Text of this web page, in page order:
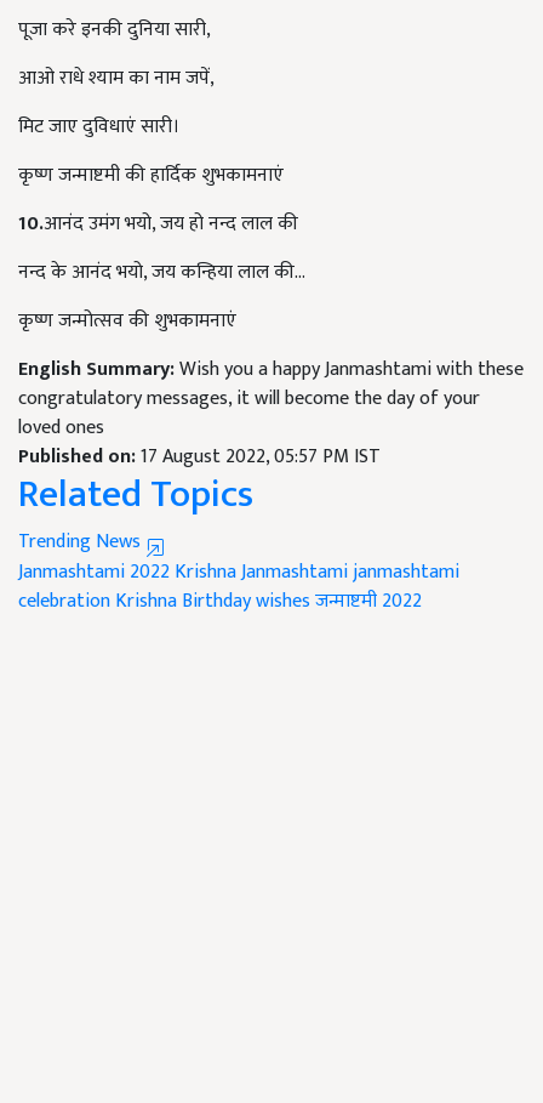
पूजा करे इनकी दुनिया सारी,
आओ राधे श्याम का नाम जपें,
मिट जाए दुविधाएं सारी।
कृष्ण जन्माष्टमी की हार्दिक शुभकामनाएं
10.आनंद उमंग भयो, जय हो नन्द लाल की
नन्द के आनंद भयो, जय कन्हिया लाल की...
कृष्ण जन्मोत्सव की शुभकामनाएं
English Summary:Wish you a happy Janmashtami with these
congratulatory messages, it will become the day of your
loved ones
Published on:17 August 2022, 05:57 PM IST
Related Topics
Trending News
Janmashtami 2022Krishna Janmashtamijanmashtami
celebrationKrishna Birthday wishesजन्माष्टमी 2022